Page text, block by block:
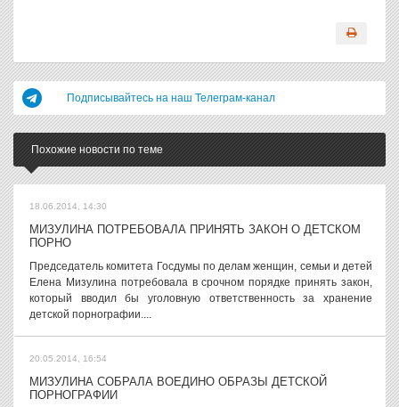
Подписывайтесь на наш Телеграм-канал
Похожие новости по теме
18.06.2014, 14:30
МИЗУЛИНА ПОТРЕБОВАЛА ПРИНЯТЬ ЗАКОН О ДЕТСКОМ
ПОРНО
Председатель комитета Госдумы по делам женщин, семьи и детей
Елена Мизулина потребовала в срочном порядке принять закон,
который вводил бы уголовную ответственность за хранение
детской порнографии....
20.05.2014, 16:54
МИЗУЛИНА СОБРАЛА ВОЕДИНО ОБРАЗЫ ДЕТСКОЙ
ПОРНОГРАФИИ